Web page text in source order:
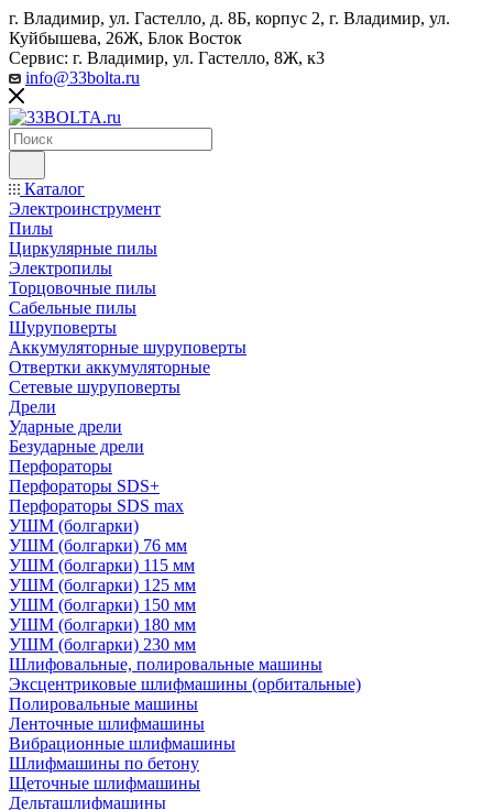
г. Владимир, ул. Гастелло, д. 8Б, корпус 2, г. Владимир, ул. ​
Куйбышева, 26Ж, Блок Восток
Сервис: г. Владимир, ул. Гастелло, 8Ж, к3
info@33bolta.ru
Каталог
Электроинструмент
Пилы
Циркулярные пилы
Электропилы
Торцовочные пилы
Сабельные пилы
Шуруповерты
Аккумуляторные шуруповерты
Отвертки аккумуляторные
Сетевые шуруповерты
Дрели
Ударные дрели
Безударные дрели
Перфораторы
Перфораторы SDS+
Перфораторы SDS max
УШМ (болгарки)
УШМ (болгарки) 76 мм
УШМ (болгарки) 115 мм
УШМ (болгарки) 125 мм
УШМ (болгарки) 150 мм
УШМ (болгарки) 180 мм
УШМ (болгарки) 230 мм
Шлифовальные, полировальные машины
Эксцентриковые шлифмашины (орбитальные)
Полировальные машины
Ленточные шлифмашины
Вибрационные шлифмашины
Шлифмашины по бетону
Щеточные шлифмашины
Дельташлифмашины